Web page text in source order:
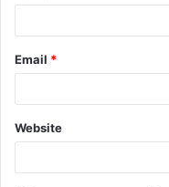
Email *
Website